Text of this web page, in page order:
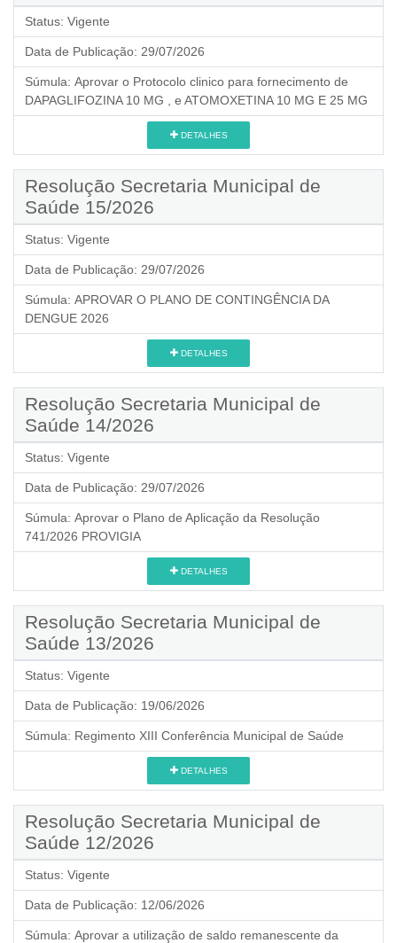
Status: Vigente
Data de Publicação: 29/07/2026
Súmula: Aprovar o Protocolo clinico para fornecimento de
DAPAGLIFOZINA 10 MG , e ATOMOXETINA 10 MG E 25 MG
DETALHES
Resolução Secretaria Municipal de
Saúde 15/2026
Status: Vigente
Data de Publicação: 29/07/2026
Súmula: APROVAR O PLANO DE CONTINGÊNCIA DA
DENGUE 2026
DETALHES
Resolução Secretaria Municipal de
Saúde 14/2026
Status: Vigente
Data de Publicação: 29/07/2026
Súmula: Aprovar o Plano de Aplicação da Resolução
741/2026 PROVIGIA
DETALHES
Resolução Secretaria Municipal de
Saúde 13/2026
Status: Vigente
Data de Publicação: 19/06/2026
Súmula: Regimento XIII Conferência Municipal de Saúde
DETALHES
Resolução Secretaria Municipal de
Saúde 12/2026
Status: Vigente
Data de Publicação: 12/06/2026
Súmula: Aprovar a utilização de saldo remanescente da